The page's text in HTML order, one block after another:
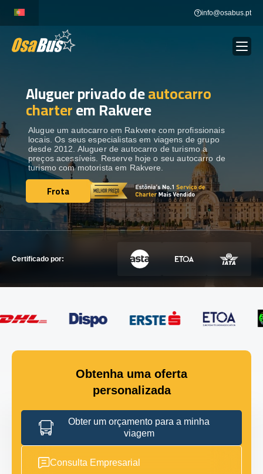
content
info@osabus.pt
ALUGUER DE AUTOCARROS
DESTINOS
FROTA
ENTRE EM CONTACTO
ENTRE EM CONTACTO
Aluguer privado deautocarro
charterem Rakvere
Alugue um autocarro em Rakvere com profissionais
locais. Os seus especialistas em viagens de grupo
desde 2012. Aluguer de autocarro de turismo a
preços acessíveis. Reserve hoje o seu autocarro de
turismo com motorista em Rakvere.
Frota
Frota
Certificado por:
Obtenha uma oferta
personalizada
Obter um orçamento para a minha
viagem
Consulta Empresarial